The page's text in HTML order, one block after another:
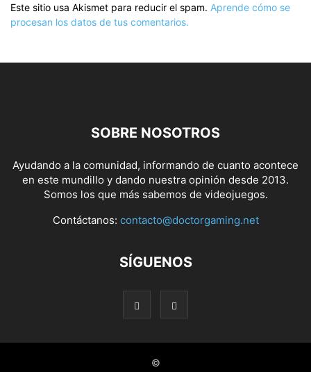
Este sitio usa Akismet para reducir el spam. Aprende cómo se
procesan los datos de tus comentarios.
SOBRE NOSOTROS
Ayudando a la comunidad, informando de cuanto acontece
en este mundillo y dando nuestra opinión desde 2013.
Somos los que más sabemos de videojuegos.
Contáctanos: contacto@doctorgaming.net
SÍGUENOS
©